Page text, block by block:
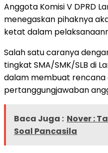
Anggota Komisi V DPRD
menegaskan pihaknya
ketat dalam
Salah satu caranya
tingkat SMA/SMK/SLB di
dalam membuat
pertanggungjawaban
Baca Juga : Nover :
Soal Pancasila